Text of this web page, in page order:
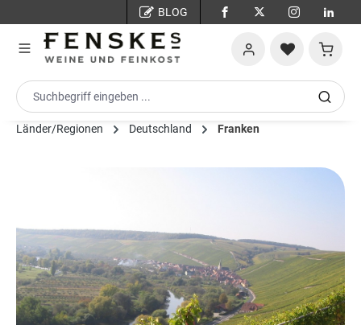
BLOG
Länder/Regionen Deutschland Franken